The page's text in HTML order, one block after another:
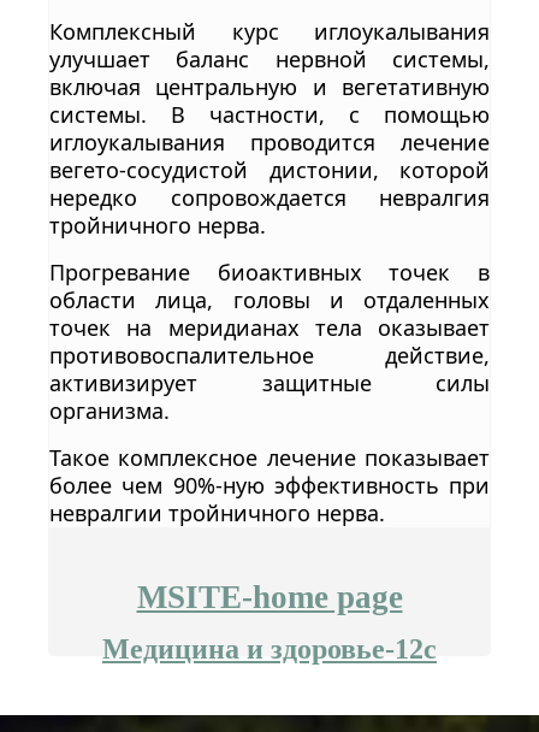
Комплексный курс иглоукалывания
улучшает баланс нервной системы,
включая центральную и вегетативную
системы. В частности, с помощью
иглоукалывания проводится лечение
вегето-сосудистой дистонии, которой
нередко сопровождается невралгия
тройничного нерва.
Прогревание биоактивных точек в
области лица, головы и отдаленных
точек на меридианах тела оказывает
противовоспалительное действие,
активизирует защитные силы
организма.
Такое комплексное лечение показывает
более чем 90%-ную эффективность при
невралгии тройничного нерва.
MSITE-home page
Медицина и здоровье-12c